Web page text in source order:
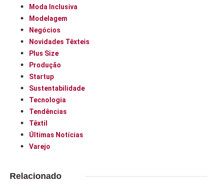
Moda Inclusiva
Modelagem
Negócios
Novidades Têxteis
Plus Size
Produção
Startup
Sustentabilidade
Tecnologia
Tendências
Têxtil
Últimas Notícias
Varejo
Relacionado